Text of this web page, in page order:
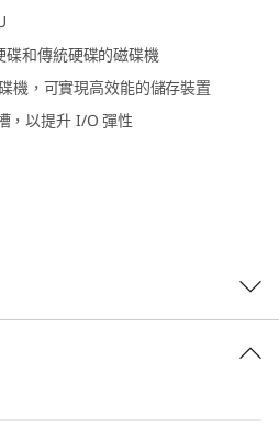
碟和傳統硬碟的磁碟機
機，可實現高效能的儲存裝置
，以提升 I/O 彈性
作負載進行效能最佳化